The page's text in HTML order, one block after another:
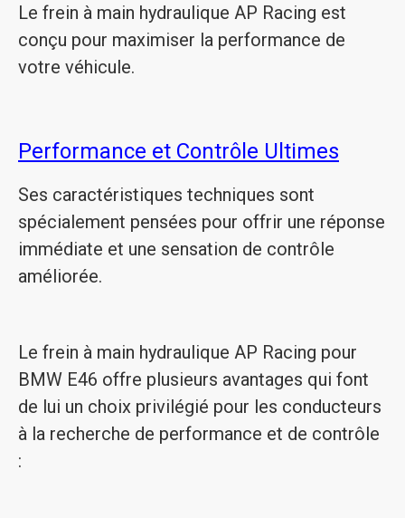
Le frein à main hydraulique AP Racing est
conçu pour maximiser la performance de
votre véhicule.
Performance et Contrôle Ultimes
Ses caractéristiques techniques sont
spécialement pensées pour offrir une réponse
immédiate et une sensation de contrôle
améliorée.
Le frein à main hydraulique AP Racing pour
BMW E46 offre plusieurs avantages qui font
de lui un choix privilégié pour les conducteurs
à la recherche de performance et de contrôle
: